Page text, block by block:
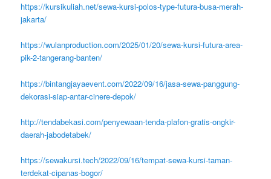
https://kursikuliah.net/sewa-kursi-polos-type-futura-busa-merah-
jakarta/
https://wulanproduction.com/2025/01/20/sewa-kursi-futura-area-
pik-2-tangerang-banten/
https://bintangjayaevent.com/2022/09/16/jasa-sewa-panggung-
dekorasi-siap-antar-cinere-depok/
http://tendabekasi.com/penyewaan-tenda-plafon-gratis-ongkir-
daerah-jabodetabek/
https://sewakursi.tech/2022/09/16/tempat-sewa-kursi-taman-
terdekat-cipanas-bogor/